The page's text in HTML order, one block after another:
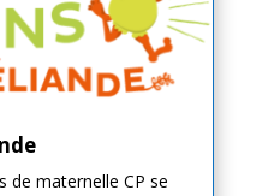
de maternelle CP se